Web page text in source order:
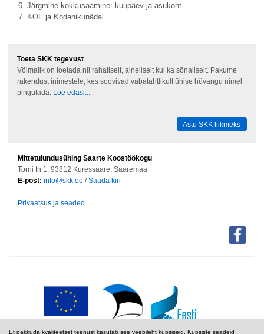
Et pakkuda kvaliteetset teenust kasutab see veebileht küpsiseid. Küpsiste seadeid
6. Järgmine kokkusaamine: kuupäev ja asukoht
7. KOF ja Kodanikunädal
Toeta SKK tegevust
Võimalik on toetada nii rahaliselt, aineliselt kui ka sõnaliselt. Pakume
rakendust inimestele, kes soovivad vabatahtlikult ühise hüvangu nimel
pingutada.
Loe edasi...
Astu SKK liikmeks
Mittetulundusühing Saarte Koostöökogu
Torni tn 1, 93812 Kuressaare, Saaremaa
E-post: info@skk.ee /Saada kiri
Privaatsus ja seaded